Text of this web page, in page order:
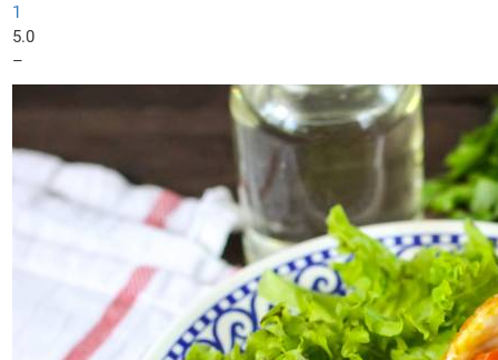
1
5.0
–